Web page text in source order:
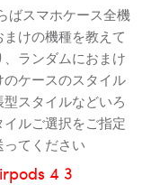
ばスマホケース全機
けの機種を教えて
ランダムにおまけ
ケースのスタイル
スタイルなどいろ
ルご選択をご指定
てください
4 3